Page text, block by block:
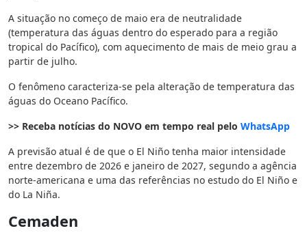
A situação no começo de maio era de neutralidade
(temperatura das águas dentro do esperado para a região
tropical do Pacífico), com aquecimento de mais de meio grau a
partir de julho.
O fenômeno caracteriza-se pela alteração de temperatura das
águas do Oceano Pacífico.
>> Receba notícias do NOVO em tempo real pelo WhatsApp
A previsão atual é de que o El Niño tenha maior intensidade
entre dezembro de 2026 e janeiro de 2027, segundo a agência
norte-americana e uma das referências no estudo do El Niño e
do La Niña.
Cemaden